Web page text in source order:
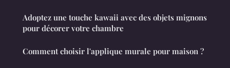
Adoptez une touche kawaii avec des objets mignons
pour décorer votre chambre
Comment choisir l'applique murale pour maison ?